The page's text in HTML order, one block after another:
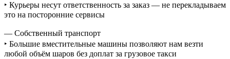
‣ Курьеры несут ответственность за заказ — не перекладываем
это на посторонние сервисы
— Собственный транспорт
‣ Большие вместительные машины позволяют нам везти
любой объём шаров без доплат за грузовое такси